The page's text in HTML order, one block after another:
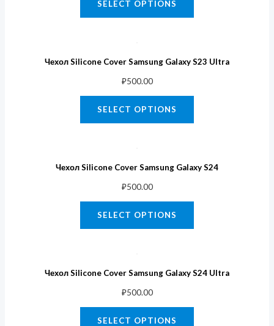
SELECT OPTIONS
Чехол Silicone Cover Samsung Galaxy S23 Ultra
₽500.00
SELECT OPTIONS
Чехол Silicone Cover Samsung Galaxy S24
₽500.00
SELECT OPTIONS
Чехол Silicone Cover Samsung Galaxy S24 Ultra
₽500.00
SELECT OPTIONS